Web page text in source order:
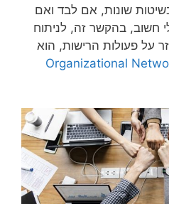
שונות, אם לבד ואם
חשוב, בהקשר זה, לניתוח
על פעולות הרישות, הוא
(Organizational